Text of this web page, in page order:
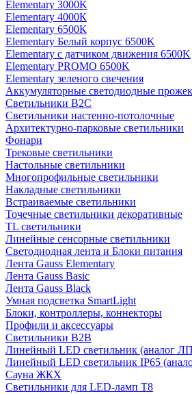
Elementary 3000K
Elementary 4000К
Elementary 6500К
Elementary Белый корпус 6500K
Elementary с датчиком движения 6500K
Elementary PROMO 6500K
Elementary зеленого свечения
Аккумуляторные светодиодные
Светильники B2C
Светильники настенно-потолочные
Архитектурно-парковые светильники
Фонари
Трековые светильники
Настольные светильники
Многопрофильные светильники
Накладные светильники
Встраиваемые светильники
Точечные светильники декоративные
TL светильники
Линейные сенсорные светильники
Светодиодная лента и Блоки питания
Лента Gauss Elementary
Лента Gauss Basic
Лента Gauss Black
Умная подсветка SmartLight
Блоки, контроллеры, коннекторы
Профили и аксессуары
Светильники B2B
Линейный LED светильник (аналог
Линейный LED светильник IP65
Сауна ЖКХ
Светильники для LED-ламп T8